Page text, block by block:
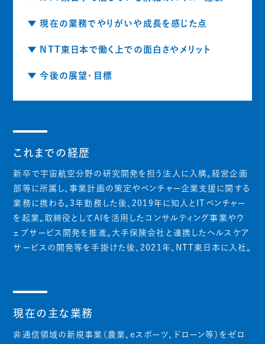
現在の業務でやりがいや成長を感じた点
NTT東日本で働く上での面白さやメリット
今後の展望・目標
これまでの経歴
新卒で宇宙航空分野の研究開発を担う法人に入構。経営企画
部等に所属し、事業計画の策定やベンチャー企業支援に関する
業務に携わる。3年勤務した後、2019年に知人とITベンチャー
を起業。取締役としてAIを活用したコンサルティング事業やウ
ェブサービス開発を推進。大手保険会社と連携したヘルスケア
サービスの開発等を手掛けた後、2021年、NTT東日本に入社。
現在の主な業務
非通信領域の新規事業（農業、eスポーツ、ドローン等）をゼロ